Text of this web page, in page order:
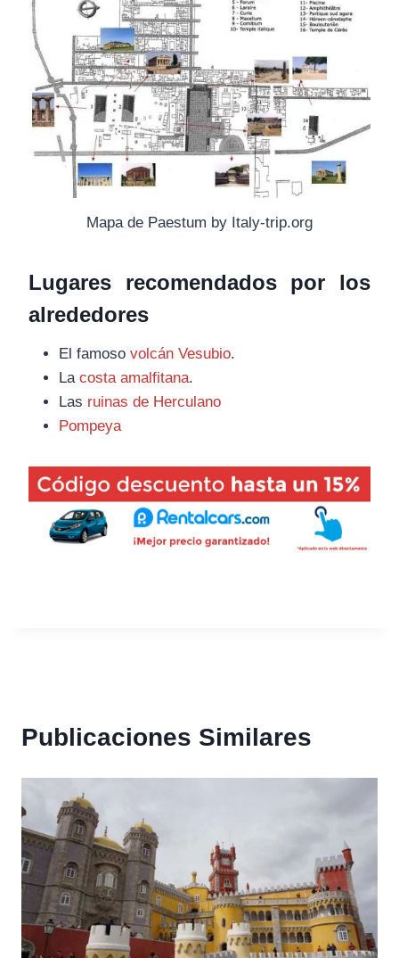
Mapa de Paestum by Italy-trip.org
Lugares recomendados por los
alrededores
El famoso volcán Vesubio.
La costa amalfitana.
Las ruinas de Herculano
Pompeya
Publicaciones Similares